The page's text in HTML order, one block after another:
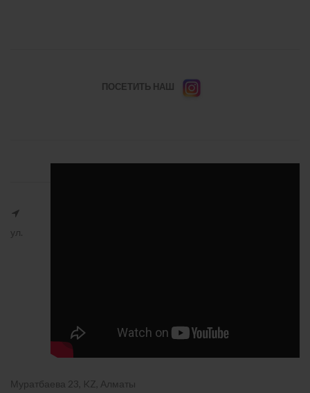
ПОСЕТИТЬ НАШ
ул.
Муратбаева 23, KZ, Алматы